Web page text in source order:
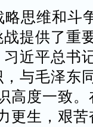
思维和斗
提供了重
近平总书
与毛泽东
高度一致
更生，艰苦